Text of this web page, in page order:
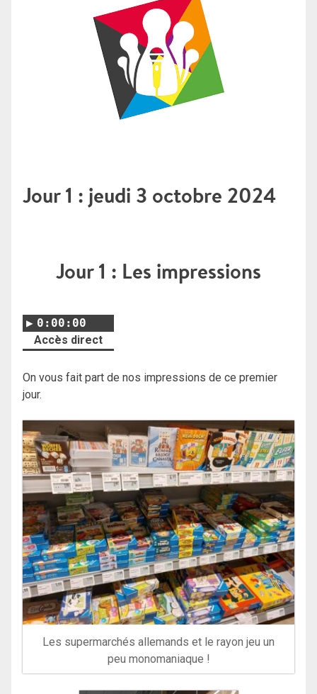
Jour 1 : jeudi 3 octobre 2024
Jour 1 : Les impressions
0:00:00
Accès direct
On vous fait part de nos impressions de ce premier
jour.
Les supermarchés allemands et le rayon jeu un
peu monomaniaque !